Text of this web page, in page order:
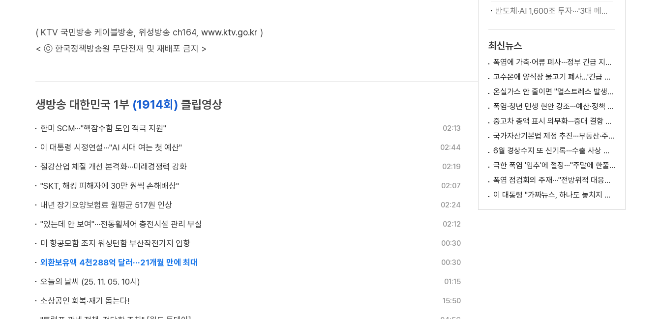
( KTV 국민방송 케이블방송, 위성방송 ch164, www.ktv.go.kr )
< ⓒ 한국정책방송원 무단전재 및 재배포 금지 >
생방송 대한민국 1부 (1914회) 클립영상
한미 SCM···"핵잠수함 도입 적극 지원" 02:13
이 대통령 시정연설···"AI 시대 여는 첫 예산" 02:44
철강산업 체질 개선 본격화···미래경쟁력 강화 02:19
"SKT, 해킹 피해자에 30만 원씩 손해배상" 02:07
내년 장기요양보험료 월평균 517원 인상 02:24
"있는데 안 보여"···전동휠체어 충전시설 관리 부실 02:12
미 항공모함 조지 워싱턴함 부산작전기지 입항 00:30
외환보유액 4천288억 달러···21개월 만에 최대 00:30
오늘의 날씨 (25. 11. 05. 10시) 01:15
소상공인 회복·재기 돕는다! 15:50
반도체·AI 1,600조 투자···'3대 메가프로젝트' 속도
최신뉴스
폭염에 가축·어류 폐사···정부 긴급 지원책 마련
고수온에 양식장 물고기 폐사...'긴급 방류' 지원
온실가스 안 줄이면 "열스트레스 발생일 29배 증가"
폭염·청년 민생 현안 강조···예산·정책 방향 제시
중고차 총액 표시 의무화···중대 결함 시 '계약 해제'
국가자산기본법 제정 추진···부동산·주식 등 통합 관리
6월 경상수지 또 신기록···수출 사상 첫 1천억 달러
극한 폭염 '입추'에 절정···"주말에 한풀 꺾인다"
폭염 점검회의 주재···"전방위적 대응체계 가동"
이 대통령 "가짜뉴스, 하나도 놓치지 말고 바로잡아야"